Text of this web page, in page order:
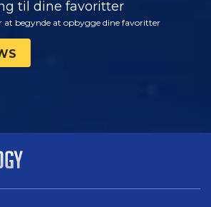
til dine favoritter
at begynde at opbygge dine favoritter